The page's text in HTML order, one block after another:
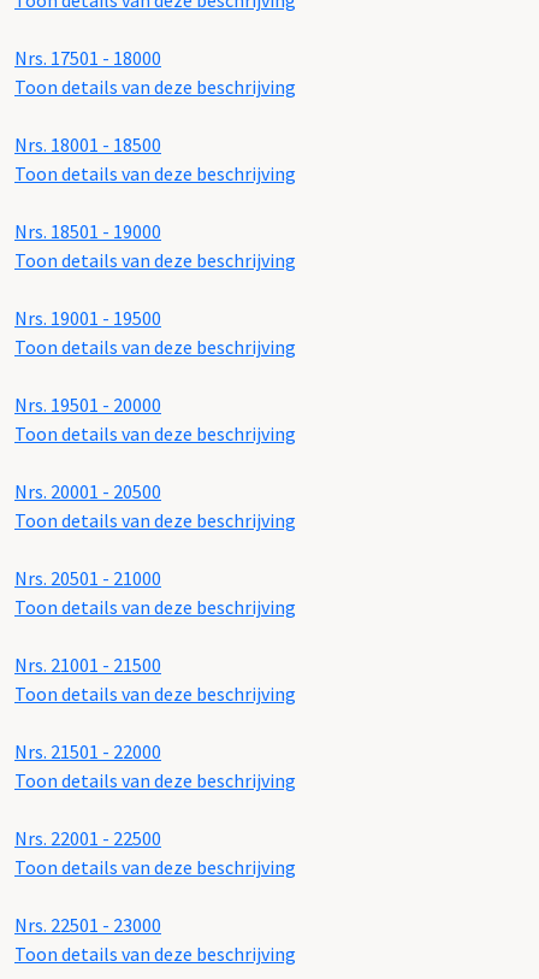
Nrs. 17501 - 18000
Toon details van deze beschrijving
Nrs. 18001 - 18500
Toon details van deze beschrijving
Nrs. 18501 - 19000
Toon details van deze beschrijving
Nrs. 19001 - 19500
Toon details van deze beschrijving
Nrs. 19501 - 20000
Toon details van deze beschrijving
Nrs. 20001 - 20500
Toon details van deze beschrijving
Nrs. 20501 - 21000
Toon details van deze beschrijving
Nrs. 21001 - 21500
Toon details van deze beschrijving
Nrs. 21501 - 22000
Toon details van deze beschrijving
Nrs. 22001 - 22500
Toon details van deze beschrijving
Nrs. 22501 - 23000
Toon details van deze beschrijving